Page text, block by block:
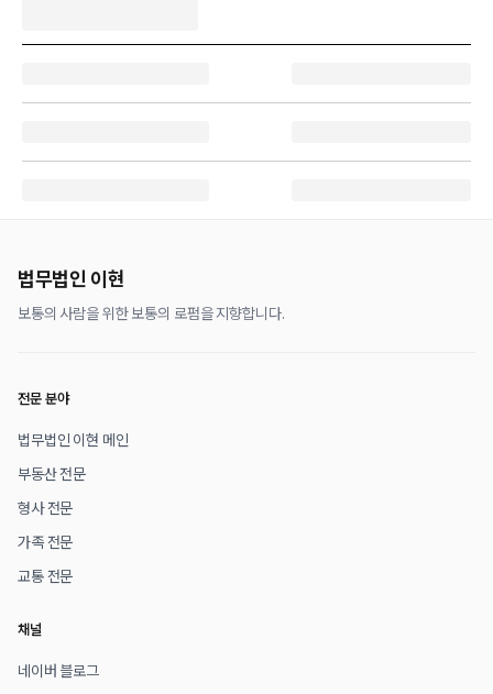
법무법인 이현
보통의 사람을 위한 보통의 로펌을 지향합니다.
전문 분야
법무법인 이현 메인
부동산 전문
형사 전문
가족 전문
교통 전문
채널
네이버 블로그